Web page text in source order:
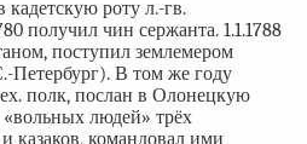
кадетскую роту л.-гв.
получил чин сержанта. 1.1.1788
поступил землемером
В том же году
полк, послан в Олонецкую
людей» трёх
казаков, командовал ими